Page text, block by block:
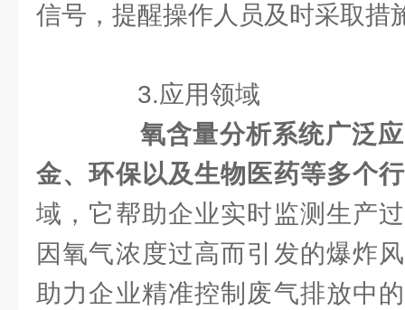
信号，提醒操作人员及时采取措
3.应用领域
氧含量分析系统广泛
金、环保以及生物医药等多个
域，它帮助企业实时监测生产
因氧气浓度过高而引发的爆炸
助力企业精准控制废气排放中